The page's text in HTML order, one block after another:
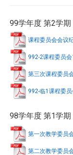
99学年度 第2学期
课程委员会会议
992-2课程委员
第三次课程委员
992-临1课程委
98学年度 第1学期
第一次教学委员
第二次教学委员